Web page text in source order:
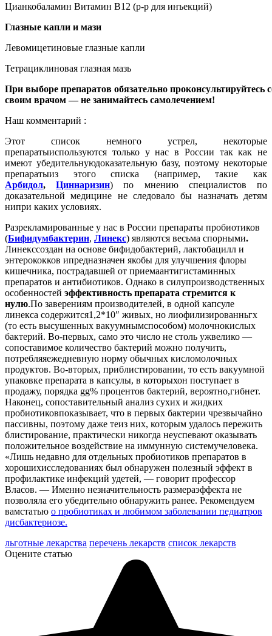
Цианкобаламин Витамин В12 (р-р для инъекций)
Глазные капли и мази
Левомицетиновые глазные капли
Тетрациклиновая глазная мазь
При выборе препаратов обязательно проконсультируйтесь
своим врачом — не занимайтесь самолечением!
Наш комментарий :
Этот список немного устрел, некоторые
препаратыиспользуются только у нас в России так как не
имеют убедительнуюдоказательную базу, поэтому некоторые
препаратыиз этого списка (например, такие как
Арбидол,Циннаризин) по мнению специалистов по
доказательной медицине не следовало бы назначать детям
нипри каких условиях.
Разрекламированные у нас в России препараты пробиотиков
(Бифидумбактерин, Линекс) являются весьма спорными.
Линекссоздан на основе бифидобактерий, лактобацилл и
энтерококков ипредназначен якобы для улучшения флоры
кишечника, пострадавшей от приемаантигистаминных
препаратов и антибиотиков. Однако в силупроизводственных
особенностей эффективность препарата стремится к
нулю.По заверениям производителей, в одной капсуле
линекса содержится1,2*10″ живых, но лиофилизированньгх
(то есть высушенных вакуумнымспособом) молочнокислых
бактерий. Во-первых, само это число не столь ужвелико —
сопоставимое количество бактерий можно получить,
потребляяежедневную норму обычных кисломолочных
продуктов. Во-вторых, приблистировании, то есть вакуумной
упаковке препарата в капсулы, в которыхон поступает в
продажу, порядка gg% процентов бактерий, вероятно,гибнет.
Наконец, сопоставительный анализ сухих и жидких
пробиотиковпоказывает, что в первых бактерии чрезвычайно
пассивны, поэтому даже теиз них, которым удалось пережить
блистирование, практически никогда неуспевают оказывать
положительное воздействие на иммунную системучеловека.
«Лишь недавно для отдельных пробиотиков препаратов в
хорошихисследованиях был обнаружен полезный эффект в
профилактике инфекций удетей, — говорит профессор
Власов. — Именно незначительность размераэффекта не
позволяла его убедительно обнаружить ранее. Рекомендуем
вамстатью о пробиотиках и любимом заболевании педиатров
дисбактериозе.
льготные лекарства перечень лекарств список лекарств
Оцените статью